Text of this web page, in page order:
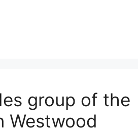
group of the
Westwood